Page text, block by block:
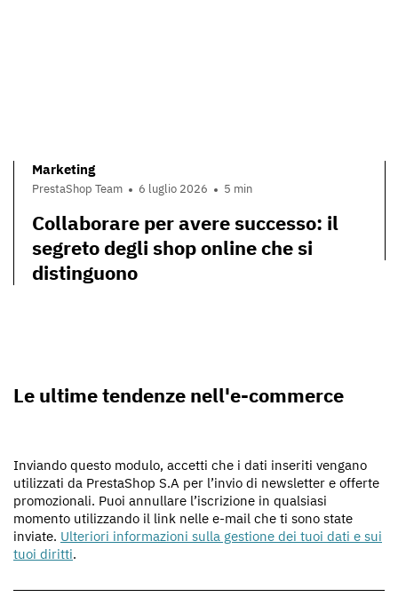
Marketing
PrestaShop Team 6 luglio 2026 5 min
Collaborare per avere successo: il
segreto degli shop online che si
distinguono
Le ultime tendenze nell'e-commerce
Inviando questo modulo, accetti che i dati inseriti vengano
utilizzati da PrestaShop S.A per l’invio di newsletter e offerte
promozionali. Puoi annullare l’iscrizione in qualsiasi
momento utilizzando il link nelle e-mail che ti sono state
inviate. Ulteriori informazioni sulla gestione dei tuoi dati e sui
tuoi diritti.